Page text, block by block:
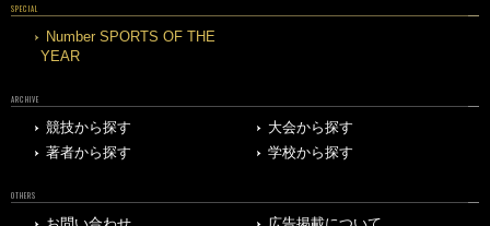
SPECIAL
Number SPORTS OF THE
YEAR
ARCHIVE
競技から探す
大会から探す
著者から探す
学校から探す
OTHERS